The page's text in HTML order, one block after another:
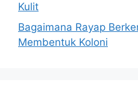
Kulit
Bagaimana Rayap
Membentuk Koloni